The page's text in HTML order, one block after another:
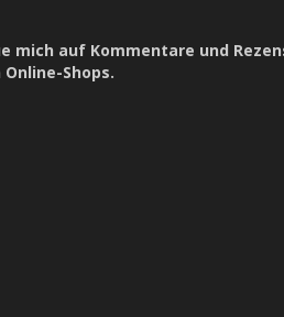
mich auf Kommentare und
Shops.